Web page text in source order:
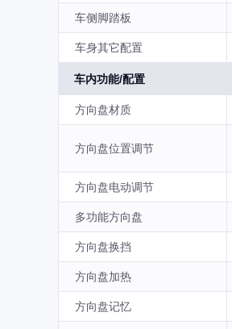
车侧脚踏板
车身其它配置
车内功能/配置
方向盘材质
方向盘位置调节
方向盘电动调节
多功能方向盘
方向盘换挡
方向盘加热
方向盘记忆